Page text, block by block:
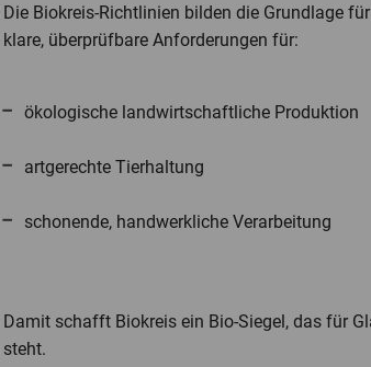
Die Biokreis-Richtlinien bilden die Grundlage
klare, überprüfbare Anforderungen für:
ökologische landwirtschaftliche Produktion
artgerechte Tierhaltung
schonende, handwerkliche Verarbeitung
Damit schafft Biokreis ein Bio-Siegel, das für
steht.